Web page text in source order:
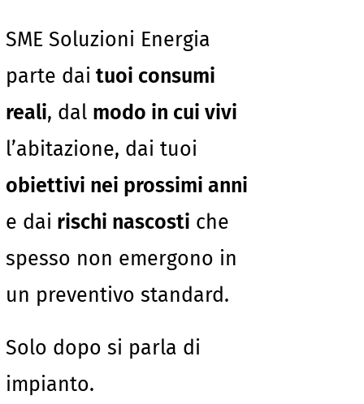
SME Soluzioni Energia
parte dai tuoi consumi
reali, dal modo in cui vivi
l’abitazione, dai tuoi
obiettivi nei prossimi anni
e dai rischi nascosti che
spesso non emergono in
un preventivo standard.
Solo dopo si parla di
impianto.